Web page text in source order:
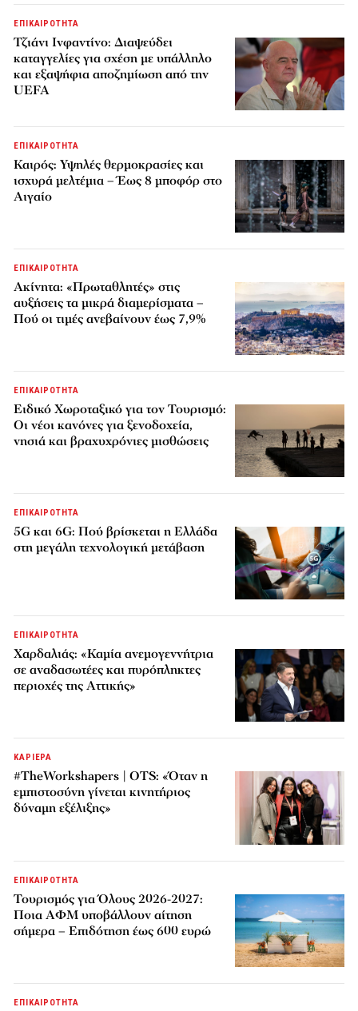
ΕΠΙΚΑΙΡΟΤΗΤΑ
Τζιάνι Ινφαντίνο: Διαψεύδει
καταγγελίες για σχέση με υπάλληλο
και εξαψήφια αποζημίωση από την
UEFA
ΕΠΙΚΑΙΡΟΤΗΤΑ
Καιρός: Υψηλές θερμοκρασίες και
ισχυρά μελτέμια – Έως 8 μποφόρ στο
Αιγαίο
ΕΠΙΚΑΙΡΟΤΗΤΑ
Ακίνητα: «Πρωταθλητές» στις
αυξήσεις τα μικρά διαμερίσματα –
Πού οι τιμές ανεβαίνουν έως 7,9%
ΕΠΙΚΑΙΡΟΤΗΤΑ
Ειδικό Χωροταξικό για τον Τουρισμό:
Οι νέοι κανόνες για ξενοδοχεία,
νησιά και βραχυχρόνιες μισθώσεις
ΕΠΙΚΑΙΡΟΤΗΤΑ
5G και 6G: Πού βρίσκεται η Ελλάδα
στη μεγάλη τεχνολογική μετάβαση
ΕΠΙΚΑΙΡΟΤΗΤΑ
Χαρδαλιάς: «Καμία ανεμογεννήτρια
σε αναδασωτέες και πυρόπληκτες
περιοχές της Αττικής»
ΚΑΡΙΕΡΑ
#TheWorkshapers | OTS: «Όταν η
εμπιστοσύνη γίνεται κινητήριος
δύναμη εξέλιξης»
ΕΠΙΚΑΙΡΟΤΗΤΑ
Τουρισμός για Όλους 2026-2027:
Ποια ΑΦΜ υποβάλλουν αίτηση
σήμερα – Επιδότηση έως 600 ευρώ
ΕΠΙΚΑΙΡΟΤΗΤΑ